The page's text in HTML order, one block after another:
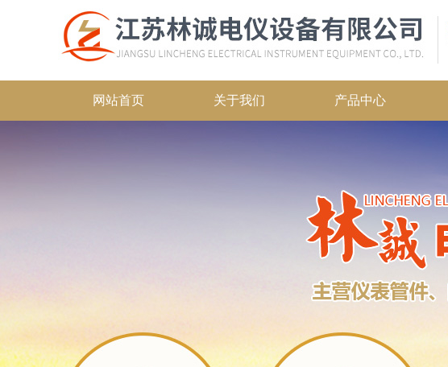
网站首页 关于我们 产品中心